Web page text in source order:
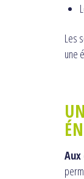
Les
une